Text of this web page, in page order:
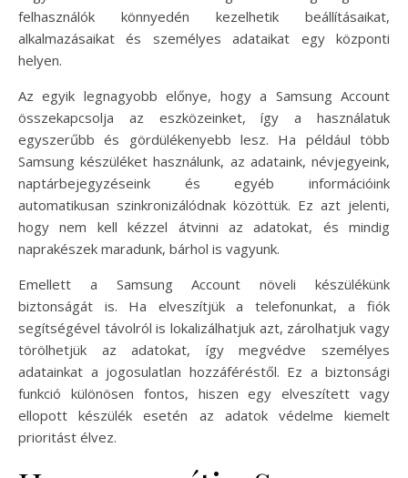
felhasználók könnyedén kezelhetik beállításaikat,
alkalmazásaikat és személyes adataikat egy központi
helyen.
Az egyik legnagyobb előnye, hogy a Samsung Account
összekapcsolja az eszközeinket, így a használatuk
egyszerűbb és gördülékenyebb lesz. Ha például több
Samsung készüléket használunk, az adataink, névjegyeink,
naptárbejegyzéseink és egyéb információink
automatikusan szinkronizálódnak közöttük. Ez azt jelenti,
hogy nem kell kézzel átvinni az adatokat, és mindig
naprakészek maradunk, bárhol is vagyunk.
Emellett a Samsung Account növeli készülékünk
biztonságát is. Ha elveszítjük a telefonunkat, a fiók
segítségével távolról is lokalizálhatjuk azt, zárolhatjuk vagy
törölhetjük az adatokat, így megvédve személyes
adatainkat a jogosulatlan hozzáféréstől. Ez a biztonsági
funkció különösen fontos, hiszen egy elveszített vagy
ellopott készülék esetén az adatok védelme kiemelt
prioritást élvez.